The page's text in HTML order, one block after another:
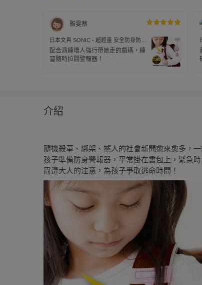
雅雯蔡
日本文具 SONIC - 超輕量 安全防身防狼
警報器 91分貝 (附背帶固定條)-蝴蝶結-
粉紫
配合演練壞人強行帶她走的戲碼，練
習隨時拉開警報器！
介紹
隨機殺童、綁架、擄人的社會新聞愈來愈多，
孩子準備防身警報器，平常掛在書包上，緊急
周遭大人的注意，為孩子爭取逃命時間！